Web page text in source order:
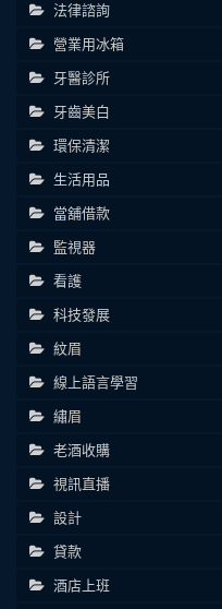
法律諮詢
營業用冰箱
牙醫診所
牙齒美白
環保清潔
生活用品
當舖借款
監視器
看護
科技發展
紋眉
線上語言學習
繡眉
老酒收購
視訊直播
設計
貸款
酒店上班